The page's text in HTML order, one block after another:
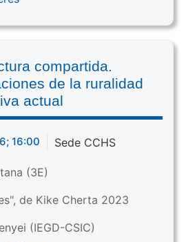
compartida.
de la ruralidad
actual
16:00 Sede CCHS
(3E)
de Kike Cherta 2023
(IEGD-CSIC)